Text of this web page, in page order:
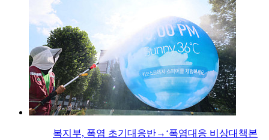
복지부, 폭염 초기대응반→‘폭염대응 비상대책본